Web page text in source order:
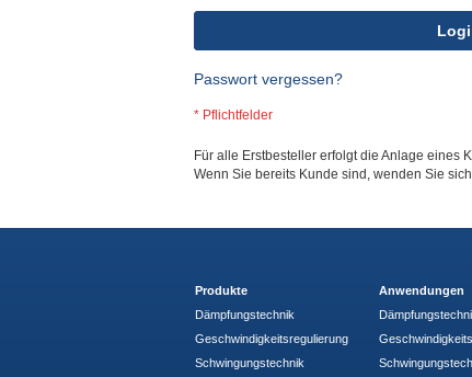
Passwort vergessen?
Für alle Erstbesteller erfolgt die Anlage eines
Wenn Sie bereits Kunde sind, wenden Sie
Produkte
Dämpfungstechnik
Geschwindigkeitsregulierung
Schwingungstechnik
Anwendungen